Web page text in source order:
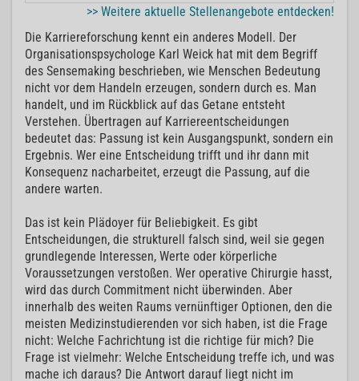
>> Weitere aktuelle Stellenangebote entdecken!
Die Karriereforschung kennt ein anderes Modell. Der
Organisationspsychologe Karl Weick hat mit dem Begriff
des Sensemaking beschrieben, wie Menschen Bedeutung
nicht vor dem Handeln erzeugen, sondern durch es. Man
handelt, und im Rückblick auf das Getane entsteht
Verstehen. Übertragen auf Karriereentscheidungen
bedeutet das: Passung ist kein Ausgangspunkt, sondern ein
Ergebnis. Wer eine Entscheidung trifft und ihr dann mit
Konsequenz nacharbeitet, erzeugt die Passung, auf die
andere warten.
Das ist kein Plädoyer für Beliebigkeit. Es gibt
Entscheidungen, die strukturell falsch sind, weil sie gegen
grundlegende Interessen, Werte oder körperliche
Voraussetzungen verstoßen. Wer operative Chirurgie hasst,
wird das durch Commitment nicht überwinden. Aber
innerhalb des weiten Raums vernünftiger Optionen, den die
meisten Medizinstudierenden vor sich haben, ist die Frage
nicht: Welche Fachrichtung ist die richtige für mich? Die
Frage ist vielmehr: Welche Entscheidung treffe ich, und was
mache ich daraus? Die Antwort darauf liegt nicht im